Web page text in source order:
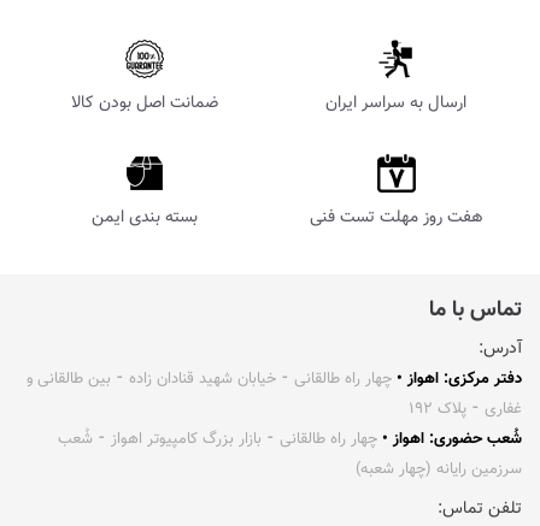
ارسال به سراسر ایران ضمانت اصل بودن کالا
هفت روز مهلت تست فنی بسته بندی ایمن
تماس با ما
آدرس:
دفتر مرکزی: اهواز • چهار راه طالقانی ⁃ خیابان شهید قنادان زاده ⁃ بین طالقانی و
غفاری ⁃ پلاک ۱۹۲
شُعب حضوری: اهواز • چهار راه طالقانی ⁃ بازار بزرگ کامپیوتر اهواز ⁃ شُعب
سرزمین رایانه (چهار شعبه)
تلفن تماس: